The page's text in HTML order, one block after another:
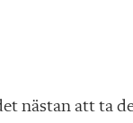
nästan att ta